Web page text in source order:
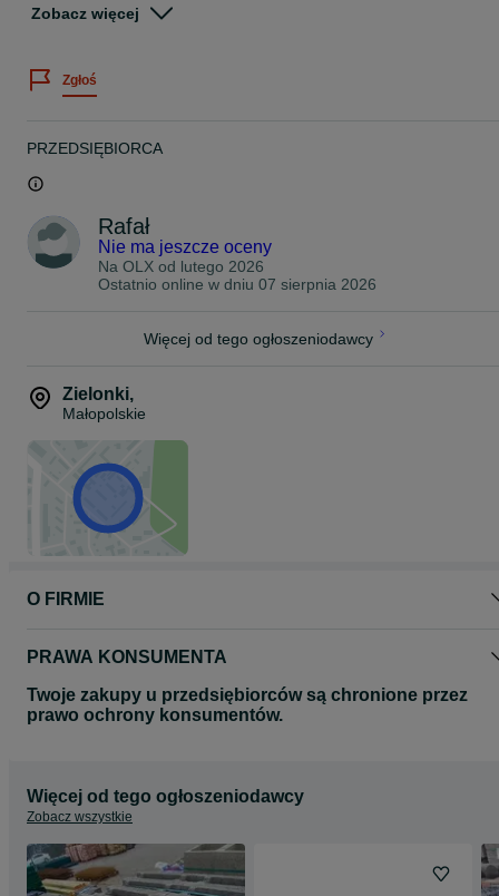
- ostrze z nacięciem na początku gwintu ułatwia rozpoczęcie
Posiadamy też wkręty o długościach od 8 do 36 cm.
lub z transportem według ustaleń
ul. Krakowskie Przedmieście 71, 32-087 Zielonki
tel. 66*****00
Zapraszamy
Zobacz więcej
Zgłoś
PRZEDSIĘBIORCA
Rafał
Nie ma jeszcze oceny
Na OLX od lutego 2026
Ostatnio online w dniu 07 sierpnia 2026
Więcej od tego ogłoszeniodawcy
Zielonki,
Małopolskie
O FIRMIE
PRAWA KONSUMENTA
Twoje zakupy u przedsiębiorców są chronione przez
prawo ochrony konsumentów.
Więcej od tego ogłoszeniodawcy
Zobacz wszystkie